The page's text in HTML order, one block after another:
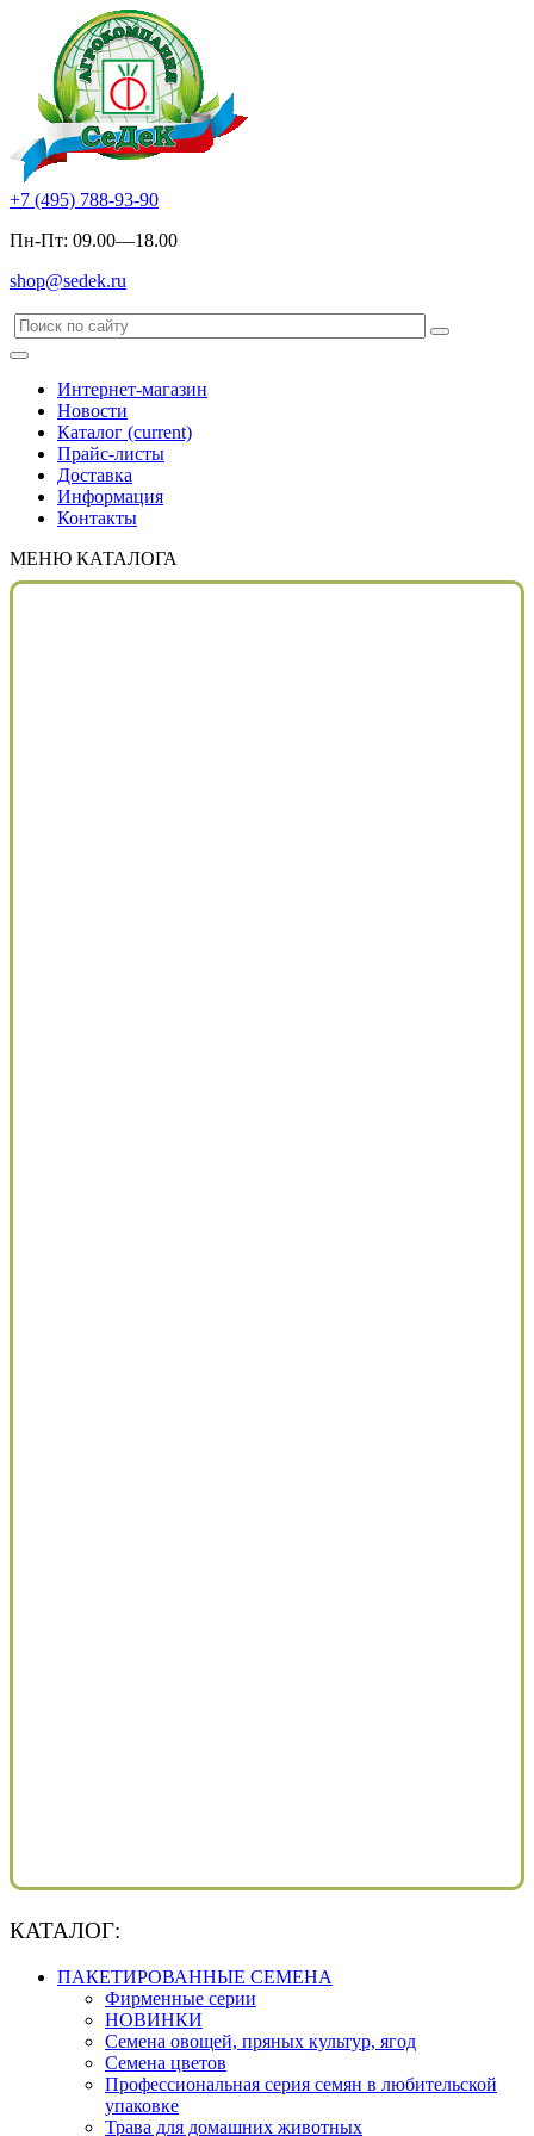
+7 (495) 788-93-90
Пн-Пт: 09.00—18.00
shop@sedek.ru
Интернет-магазин
Новости
Каталог (current)
Прайс-листы
Доставка
Информация
Контакты
МЕНЮ КАТАЛОГА
КАТАЛОГ:
ПАКЕТИРОВАННЫЕ СЕМЕНА
Фирменные серии
НОВИНКИ
Семена овощей, пряных культур, ягод
Семена цветов
Профессиональная серия семян в любительской
упаковке
Трава для домашних животных